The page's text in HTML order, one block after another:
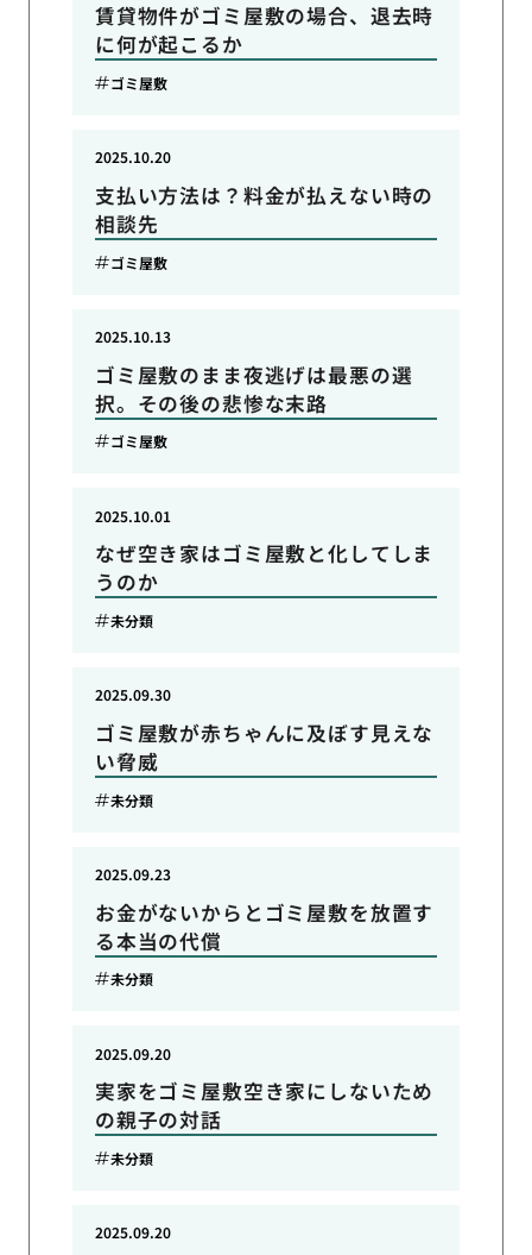
賃貸物件がゴミ屋敷の場合、退去時
に何が起こるか
ゴミ屋敷
支払い方法は？料金が払えない時の
相談先
2025.10.20
ゴミ屋敷
ゴミ屋敷のまま夜逃げは最悪の選
択。その後の悲惨な末路
2025.10.13
ゴミ屋敷
なぜ空き家はゴミ屋敷と化してしま
うのか
2025.10.01
未分類
ゴミ屋敷が赤ちゃんに及ぼす見えな
い脅威
2025.09.30
未分類
お金がないからとゴミ屋敷を放置す
る本当の代償
2025.09.23
未分類
実家をゴミ屋敷空き家にしないため
の親子の対話
2025.09.20
未分類
2025.09.20